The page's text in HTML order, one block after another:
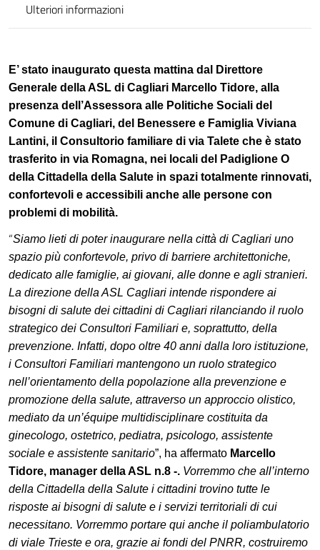
Ulteriori informazioni
E’ stato inaugurato questa mattina dal
Direttore
Generale della ASL di Cagliari Marcello Tidore, alla
presenza dell’Assessora alle Politiche Sociali del
Comune di Cagliari, del Benessere e Famiglia Viviana
Lantini, il Consultorio familiare di via Talete che è stato
trasferito in via Romagna, nei locali del Padiglione O
della Cittadella della Salute in spazi totalmente rinnovati,
confortevoli e accessibili anche alle persone con
problemi di mobilità.
“Siamo lieti di poter inaugurare nella città di Cagliari uno
spazio più confortevole, privo di barriere architettoniche,
dedicato alle famiglie, ai giovani, alle donne e agli stranieri.
La direzione della ASL Cagliari intende rispondere ai
bisogni di salute dei cittadini di Cagliari rilanciando il ruolo
strategico dei Consultori Familiari e, soprattutto, della
prevenzione. Infatti, dopo oltre 40 anni dalla loro istituzione,
i Consultori Familiari mantengono un ruolo strategico
nell’orientamento della popolazione alla prevenzione e
promozione della salute, attraverso un approccio olistico,
mediato da un’équipe multidisciplinare costituita da
ginecologo, ostetrico, pediatra, psicologo, assistente
sociale e assistente sanitario”, ha affermato Marcello
Tidore, manager della ASL n.8 -. Vorremmo che all’interno
della Cittadella della Salute i cittadini trovino tutte le
risposte ai bisogni di salute e i servizi territoriali di cui
necessitano. Vorremmo portare qui anche il poliambulatorio
di viale Trieste e ora, grazie ai fondi del PNRR, costruiremo